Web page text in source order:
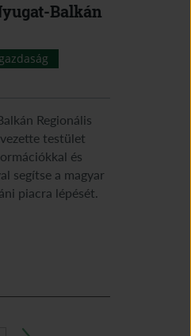
Balkán
Regionális
testület
és
segítse a magyar
piacra lépését.